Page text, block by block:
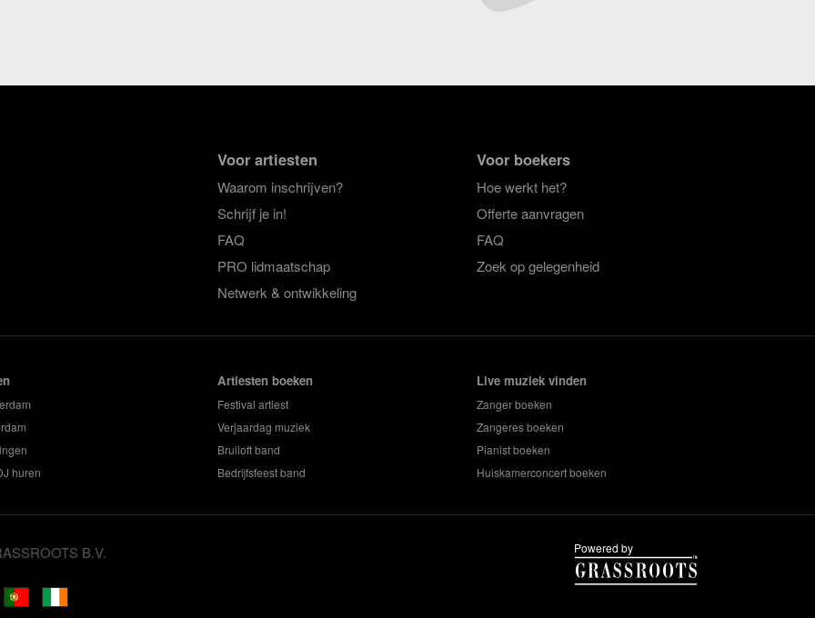
Voor artiesten
Waarom inschrijven?
Schrijf je in!
FAQ
PRO lidmaatschap
Netwerk & ontwikkeling
Voor boekers
Hoe werkt het?
Offerte aanvragen
FAQ
Zoek op gelegenheid
huren
Artiesten boeken
Festival artiest
Verjaardag muziek
Bruiloft band
Bedrijfsfeest band
Live muziek vinden
Zanger boeken
Zangeres boeken
Pianist boeken
Huiskamerconcert boeken
B.V.